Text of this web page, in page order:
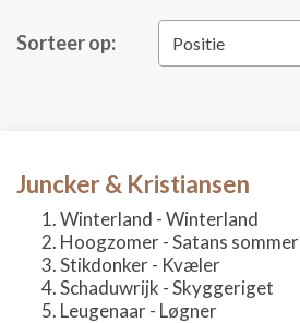
Sorteer op: Positie
Juncker & Kristiansen
Winterland - Winterland
Hoogzomer - Satans sommer
Stikdonker - Kvæler
Schaduwrijk - Skyggeriget
Leugenaar - Løgner